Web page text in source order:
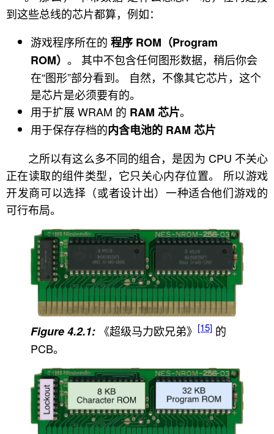
到这些总线的芯片都算，例如：
游戏程序所在的 程序 ROM（Program
ROM） 。 其中不包含任何图形数据，稍后你会
在“图形”部分看到。 自然，不像其它芯片，这个
是芯片是必须要有的。
用于扩展 WRAM 的 RAM 芯片。
用于保存存档的内含电池的 RAM 芯片
之所以有这么多不同的组合，是因为 CPU 不关心
正在读取的组件类型，它只关心内存位置。 所以游戏
开发商可以选择（或者设计出）一种适合他们游戏的
可行布局。
《超级马力欧兄弟》 [15] 的
PCB。